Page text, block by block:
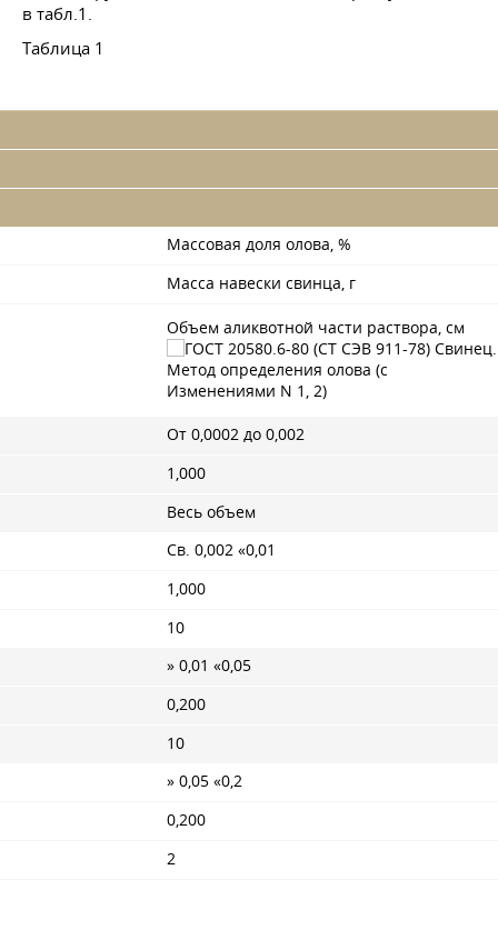
в табл.1.
Таблица 1
Массовая доля олова, %
Масса навески свинца, г
Объем аликвотной части раствора, см
От 0,0002 до 0,002
1,000
Весь объем
Св. 0,002 «0,01
1,000
10
» 0,01 «0,05
0,200
10
» 0,05 «0,2
0,200
2